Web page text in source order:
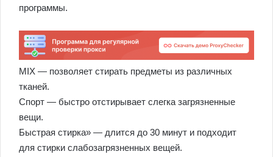
программы.
MIX — позволяет стирать предметы из различных
тканей.
Спорт — быстро отстирывает слегка загрязненные
вещи.
Быстрая стирка» — длится до 30 минут и подходит
для стирки слабозагрязненных вещей.